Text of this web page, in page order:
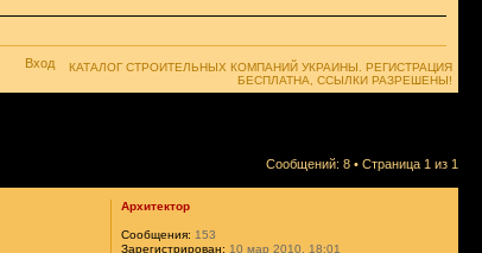
Вход
КАТАЛОГ СТРОИТЕЛЬНЫХ КОМПАНИЙ УКРАИНЫ. РЕГИСТРАЦИЯ
БЕСПЛАТНА, ССЫЛКИ РАЗРЕШЕНЫ!
Сообщений: 8 • Страница 1 из 1
Архитектор
Сообщения: 153
Зарегистрирован: 10 мар 2010, 18:01